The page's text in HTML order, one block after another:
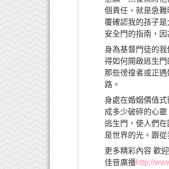
個責任，就是急
覆確認我的孩子
安全門的指南，
身為基督門徒的
得如何開啟逃生
那些徬徨者或正
路。
身處在婚姻價值
成多少破碎的心
逃生門，使人們
是世界的光。跟
更多精彩內容 歡
佳音廣播http://